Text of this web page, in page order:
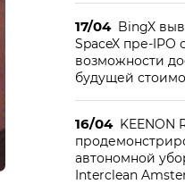
17/04 BingX
SpaceX пре-IPO
возможности
будущей
16/04 KEENON
автономной
Interclean